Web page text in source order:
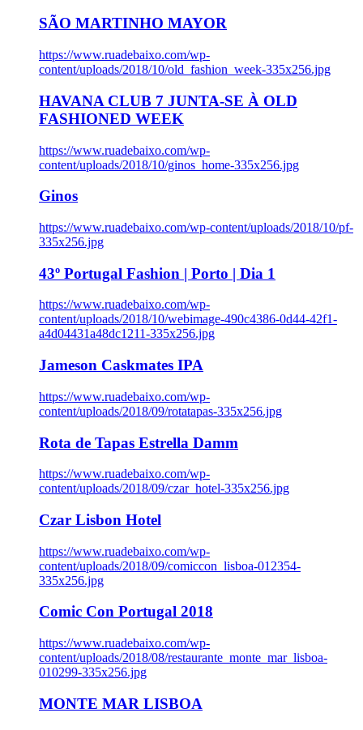
SÃO MARTINHO MAYOR
https://www.ruadebaixo.com/wp-
content/uploads/2018/10/old_fashion_week-335x256.jpg
HAVANA CLUB 7 JUNTA-SE À OLD
FASHIONED WEEK
https://www.ruadebaixo.com/wp-
content/uploads/2018/10/ginos_home-335x256.jpg
Ginos
https://www.ruadebaixo.com/wp-content/uploads/2018/10/pf-
335x256.jpg
43º Portugal Fashion | Porto | Dia 1
https://www.ruadebaixo.com/wp-
content/uploads/2018/10/webimage-490c4386-0d44-42f1-
a4d04431a48dc1211-335x256.jpg
Jameson Caskmates IPA
https://www.ruadebaixo.com/wp-
content/uploads/2018/09/rotatapas-335x256.jpg
Rota de Tapas Estrella Damm
https://www.ruadebaixo.com/wp-
content/uploads/2018/09/czar_hotel-335x256.jpg
Czar Lisbon Hotel
https://www.ruadebaixo.com/wp-
content/uploads/2018/09/comiccon_lisboa-012354-
335x256.jpg
Comic Con Portugal 2018
https://www.ruadebaixo.com/wp-
content/uploads/2018/08/restaurante_monte_mar_lisboa-
010299-335x256.jpg
MONTE MAR LISBOA